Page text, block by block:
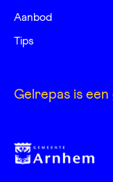
Aanbod
Tips
Gelrepas is